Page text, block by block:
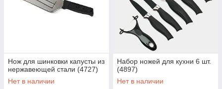
Нож для шинковки капусты из
нержавеющей стали (4727)
Нет в наличии
Набор ножей для кухни 6 шт.
(4897)
Нет в наличии